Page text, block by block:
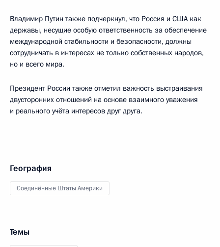
Владимир Путин также подчеркнул, что Россия и США как
державы, несущие особую ответственность за обеспечение
международной стабильности и безопасности, должны
сотрудничать в интересах не только собственных народов,
но и всего мира.
Президент России также отметил важность выстраивания
двусторонних отношений на основе взаимного уважения
и реального учёта интересов друг друга.
География
Соединённые Штаты Америки
Темы